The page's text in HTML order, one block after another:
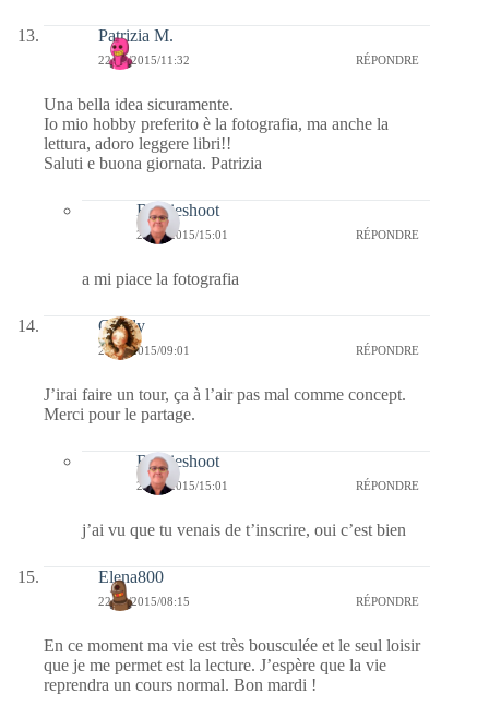
Patrizia M.
22/09/2015/11:32 RÉPONDRE
Una bella idea sicuramente.
Io mio hobby preferito è la fotografia, ma anche la
lettura, adoro leggere libri!!
Saluti e buona giornata. Patrizia
Bernieshoot
22/09/2015/15:01 RÉPONDRE
a mi piace la fotografia
Cyndy
22/09/2015/09:01 RÉPONDRE
J’irai faire un tour, ça à l’air pas mal comme concept.
Merci pour le partage.
Bernieshoot
22/09/2015/15:01 RÉPONDRE
j’ai vu que tu venais de t’inscrire, oui c’est bien
Elena800
22/09/2015/08:15 RÉPONDRE
En ce moment ma vie est très bousculée et le seul loisir
que je me permet est la lecture. J’espère que la vie
reprendra un cours normal. Bon mardi !